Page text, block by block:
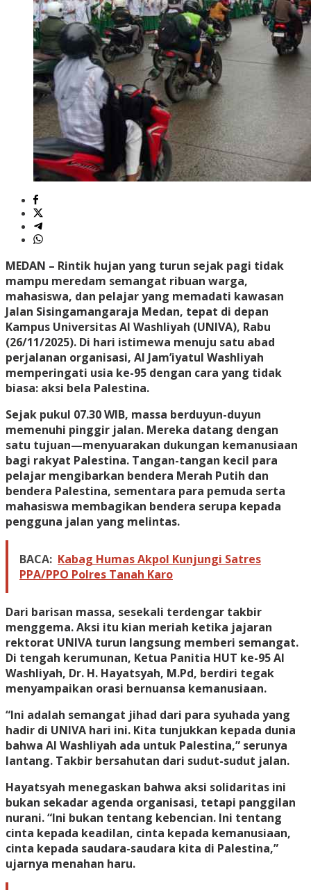
MEDAN – Rintik hujan yang turun sejak pagi tidak
mampu meredam semangat ribuan warga,
mahasiswa, dan pelajar yang memadati kawasan
Jalan Sisingamangaraja Medan, tepat di depan
Kampus Universitas Al Washliyah (UNIVA), Rabu
(26/11/2025). Di hari istimewa menuju satu abad
perjalanan organisasi, Al Jam’iyatul Washliyah
memperingati usia ke-95 dengan cara yang tidak
biasa: aksi bela Palestina.
Sejak pukul 07.30 WIB, massa berduyun-duyun
memenuhi pinggir jalan. Mereka datang dengan
satu tujuan—menyuarakan dukungan kemanusiaan
bagi rakyat Palestina. Tangan-tangan kecil para
pelajar mengibarkan bendera Merah Putih dan
bendera Palestina, sementara para pemuda serta
mahasiswa membagikan bendera serupa kepada
pengguna jalan yang melintas.
BACA: Kabag Humas Akpol Kunjungi Satres
PPA/PPO Polres Tanah Karo
Dari barisan massa, sesekali terdengar takbir
menggema. Aksi itu kian meriah ketika jajaran
rektorat UNIVA turun langsung memberi semangat.
Di tengah kerumunan, Ketua Panitia HUT ke-95 Al
Washliyah, Dr. H. Hayatsyah, M.Pd, berdiri tegak
menyampaikan orasi bernuansa kemanusiaan.
“Ini adalah semangat jihad dari para syuhada yang
hadir di UNIVA hari ini. Kita tunjukkan kepada dunia
bahwa Al Washliyah ada untuk Palestina,” serunya
lantang. Takbir bersahutan dari sudut-sudut jalan.
Hayatsyah menegaskan bahwa aksi solidaritas ini
bukan sekadar agenda organisasi, tetapi panggilan
nurani. “Ini bukan tentang kebencian. Ini tentang
cinta kepada keadilan, cinta kepada kemanusiaan,
cinta kepada saudara-saudara kita di Palestina,”
ujarnya menahan haru.